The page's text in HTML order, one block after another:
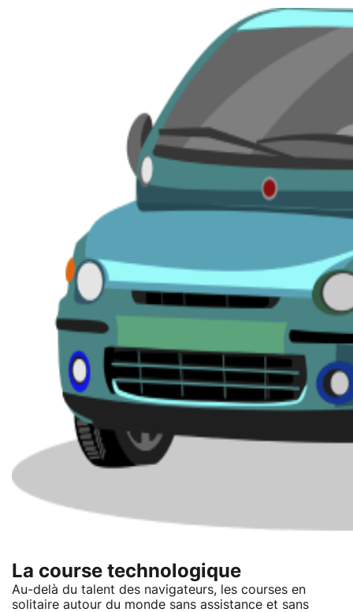
La course technologique
Au-delà du talent des navigateurs, les courses en
solitaire autour du monde sans assistance et sans